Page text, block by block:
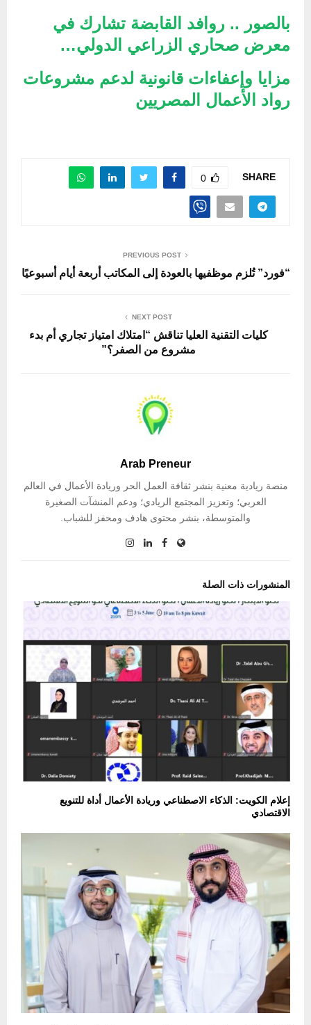
بالصور .. روافد القابضة تشارك في
معرض صحاري الزراعي الدولي…
مزايا وإعفاءات قانونية لدعم مشروعات
رواد الأعمال المصريين
SHARE
0
PREVIOUS POST
“فورد” تُلزم موظفيها بالعودة إلى المكاتب أربعة أيام أسبوعيًا
NEXT POST
كليات التقنية العليا تناقش “امتلاك امتياز تجاري أم بدء
مشروع من الصفر؟”
Arab Preneur
منصة ريادية معنية بنشر ثقافة العمل الحر وريادة الأعمال في العالم
العربي؛ وتعزيز المجتمع الريادي؛ ودعم المنشآت الصغيرة
والمتوسطة، بنشر محتوى هادف ومحفز للشباب.
المنشورات ذات الصلة
إعلام الكويت: الذكاء الاصطناعي وريادة الأعمال أداة للتنويع
الاقتصادي